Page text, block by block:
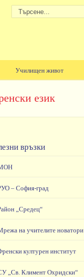
Училищен живот
език
връзки
– София-град
„Средец“
на учителите новатори
културен институт
„Св. Климент Охридски“